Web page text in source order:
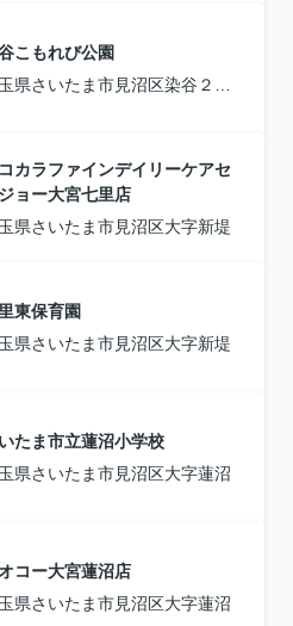
こもれび公園
カラファインデイリーケアセ
ョー大宮七里店
県さいたま市見沼区大字新堤
東保育園
県さいたま市見沼区大字新堤
たま市立蓮沼小学校
県さいたま市見沼区大字蓮沼
コー大宮蓮沼店
県さいたま市見沼区大字蓮沼